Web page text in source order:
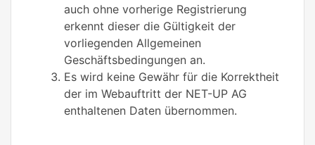
auch ohne vorherige Registrierung
erkennt dieser die Gültigkeit der
vorliegenden Allgemeinen
Geschäftsbedingungen an.
Es wird keine Gewähr für die Korrektheit
der im Webauftritt der NET-UP AG
enthaltenen Daten übernommen.